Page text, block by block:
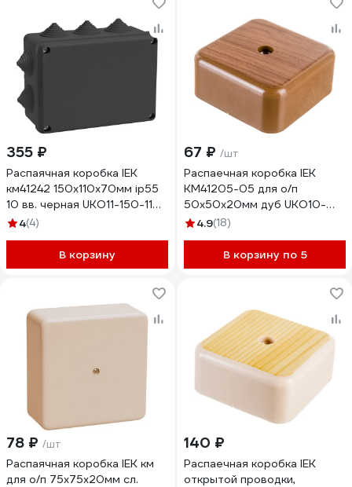
355 ₽
Распаячная коробка IEK
км41242 150x110x70мм ip55
10 вв. черная UKO11-150-110-
070-K02-55
4(4)
В корзину
67 ₽ /шт
Распаечная коробка IEK
КМ41205-05 для о/п
50x50x20мм дуб UKO10-
050-050-020-K24-E
4.9(18)
В корзину по 5
78 ₽ /шт
Распаячная коробка IEK км
для о/п 75x75x20мм сл.
140 ₽
Распаечная коробка IEK
открытой проводки,